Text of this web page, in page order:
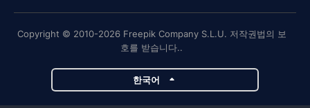
Copyright © 2010-2026 Freepik Company S.L.U. 저작권법의 보
호를 받습니다..
한국어